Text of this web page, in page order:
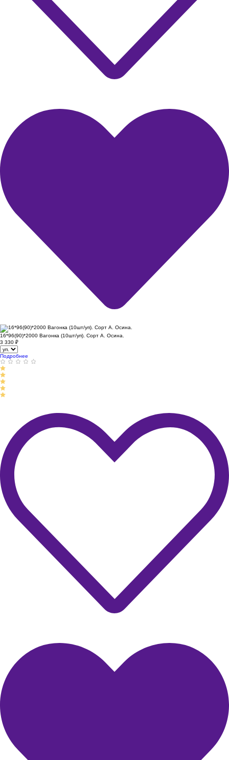
16*96(90)*2000 Вагонка (10шт/уп). Сорт А. Осина.
3 330 ₽
Подробнее